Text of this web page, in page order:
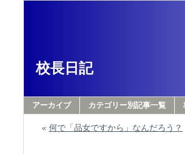
校長日記
アーカイブ カテゴリー別記事一覧
« 何で「品女ですから」なんだろう？